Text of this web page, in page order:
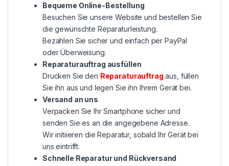
Bequeme Online-Bestellung
Besuchen Sie unsere Website und bestellen Sie
die gewünschte Reparaturleistung.
Bezahlen Sie sicher und einfach per PayPal
oder Überweisung.
Reparaturauftrag ausfüllen
Drucken Sie den Reparaturauftrag aus, füllen
Sie ihn aus und legen Sie ihn Ihrem Gerät bei.
Versand an uns
Verpacken Sie Ihr Smartphone sicher und
senden Sie es an die angegebene Adresse.
Wir initiieren die Reparatur, sobald Ihr Gerät bei
uns eintrifft.
Schnelle Reparatur und Rückversand